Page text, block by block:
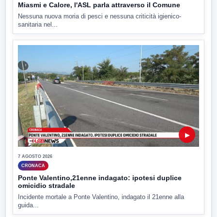
Miasmi e Calore, l'ASL parla attraverso il Comune
Nessuna nuova moria di pesci e nessuna criticità igienico-
sanitaria nel...
▶
7 AGOSTO 2026
CRONACA
Ponte Valentino,21enne indagato: ipotesi duplice
omicidio stradale
Incidente mortale a Ponte Valentino, indagato il 21enne alla
guida...